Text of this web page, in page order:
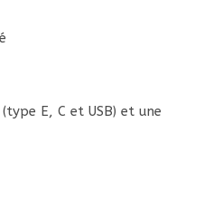
E, C et USB) et une